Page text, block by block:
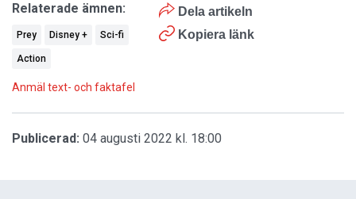
Dela artikeln
Kopiera länk
Relaterade ämnen:
Prey Disney + Sci-fi
Action
Anmäl text- och faktafel
Publicerad: 04 augusti 2022 kl. 18:00